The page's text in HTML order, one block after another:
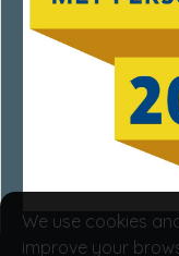
We use cookies
improve your